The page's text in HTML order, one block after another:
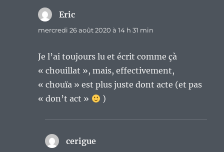
Eric
mercredi 26 août 2020 à 14 h 31 min
Je l’ai toujours lu et écrit comme çà
« chouillat », mais, effectivement,
« chouïa » est plus juste dont acte (et pas
« don’t act »
)
cerigue